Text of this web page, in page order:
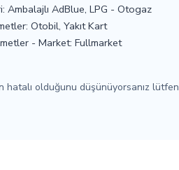
Ambalajlı AdBlue, LPG - Otogaz
Otobil, Yakıt Kart
- Market: Fullmarket
hatalı olduğunu düşünüyorsanız lütfen